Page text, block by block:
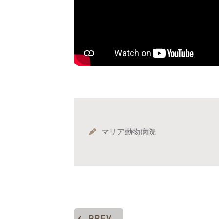
マリア動物病院